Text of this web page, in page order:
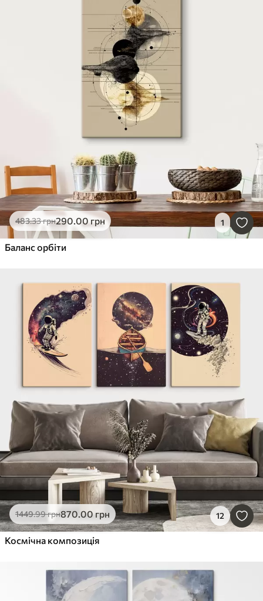
483.33грн290.00 грн 1
Баланс орбіти
1449.99грн870.00 грн 12
Космічна композиція